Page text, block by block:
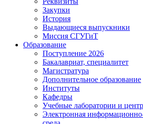
Закупки
История
Выдающиеся выпускники
Миссия СГУГиТ
Образование
Поступление 2026
Бакалавриат, специалитет
Магистратура
Дополнительное образование
Институты
Кафедры
Учебные лаборатории и
Электронная информационно-